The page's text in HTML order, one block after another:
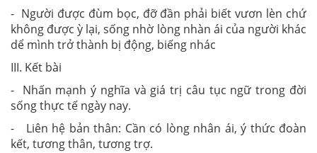
- Người được đùm bọc, đỡ đần phải biết vươn lèn chứ
không được ỳ lại, sống nhờ lòng nhàn ái của người khác
dể mình trở thành bị động, biếng nhác
III. Kết bài
- Nhấn mạnh ý nghĩa và giá trị câu tục ngữ trong đời
sống thực tế ngày nay.
- Liên hệ bản thân: Cần có lòng nhân ái, ý thức đoàn
kết, tương thân, tương trợ.